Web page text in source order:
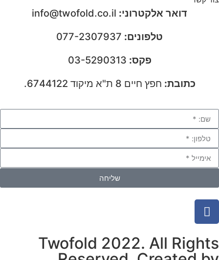
דואר אלקטרוני:
טלפונים:
פקס:
כתובת: חפץ חיים 8 ת"א מיקוד 6744122.
שליחה
Twofold 2022. All Rights